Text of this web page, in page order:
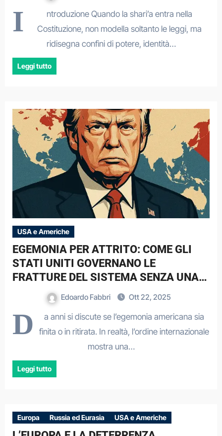
I
ntroduzione Quando la shari’a entra nella
Costituzione, non modella soltanto le leggi, ma
ridisegna confini di potere, identità…
Leggi tutto
USA e Americhe
EGEMONIA PER ATTRITO: COME GLI
STATI UNITI GOVERNANO LE
FRATTURE DEL SISTEMA SENZA UNA
DOTTRINAEdoardo Fabbri Ott 22, 2025
D
a anni si discute se l’egemonia americana sia
finita o in ritirata. In realtà, l’ordine internazionale
mostra una…
Leggi tutto
Europa Russia ed Eurasia USA e Americhe